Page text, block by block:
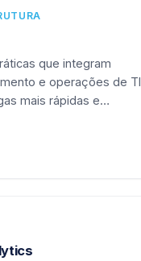
que integram
e operações de TI
mais rápidas e